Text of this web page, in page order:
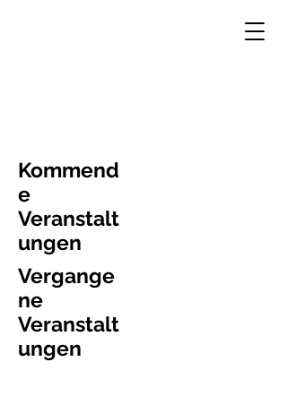
Kommend
e
Veranstalt
ungen
Vergange
ne
Veranstalt
ungen